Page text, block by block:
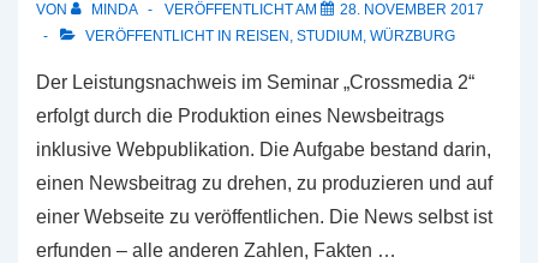
VON MINDA VERÖFFENTLICHT AM
28. NOVEMBER 2017
VERÖFFENTLICHT IN REISEN , STUDIUM , WÜRZBURG
Der Leistungsnachweis im Seminar „Crossmedia 2“
erfolgt durch die Produktion eines Newsbeitrags
inklusive Webpublikation. Die Aufgabe bestand darin,
einen Newsbeitrag zu drehen, zu produzieren und auf
einer Webseite zu veröffentlichen. Die News selbst ist
erfunden – alle anderen Zahlen, Fakten …